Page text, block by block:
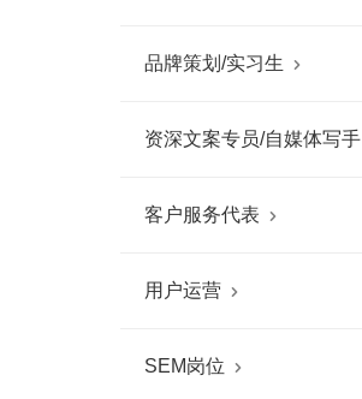
品牌策划/实习生 
资深文案专员/自媒体写手
客户服务代表 
用户运营 
SEM岗位 